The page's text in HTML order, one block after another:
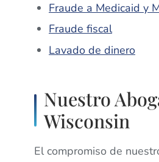
Fraude a Medicaid y
Fraude fiscal
Lavado de dinero
Nuestro
Wisconsin
El compromiso de